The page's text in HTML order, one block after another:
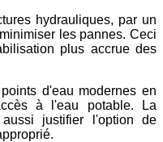
hydrauliques, par un
les pannes. Ceci
plus accrue des
d'eau modernes en
à l'eau potable. La
justifier l'option de